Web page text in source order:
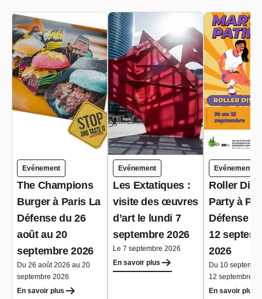
Evénement
The Champions
Burger à Paris La
Défense du 26
août au 20
septembre 2026
Du 26 août 2026 au 20
septembre 2026
En savoir plus
Evénement
Les Extatiques :
visite des œuvres
d’art le lundi 7
septembre 2026
Le 7 septembre 2026
En savoir plus
Evénement
Roller
Party à
Défense
12
2026
Du 10
12 septembre
En savoir plus